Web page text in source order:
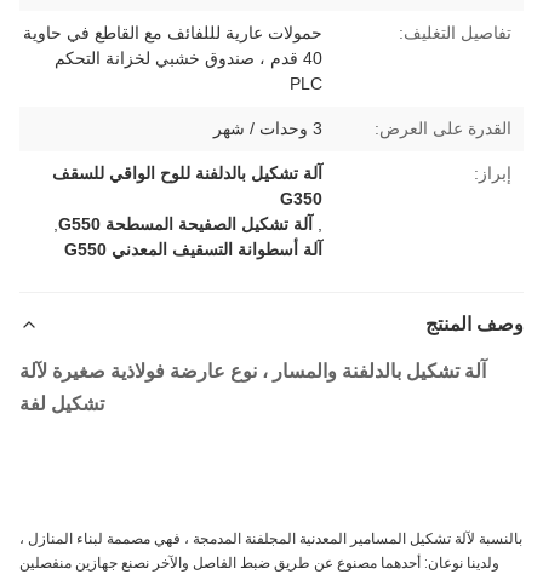
تفاصيل التغليف:
حمولات عارية لللفائف مع القاطع في حاوية
40 قدم ، صندوق خشبي لخزانة التحكم
PLC
القدرة على العرض: 3 وحدات / شهر
إبراز:
آلة تشكيل بالدلفنة للوح الواقي للسقف
G350
آلة تشكيل الصفيحة المسطحة G550
آلة أسطوانة التسقيف المعدني G550
وصف المنتج
آلة تشكيل بالدلفنة والمسار ، نوع عارضة فولاذية صغيرة لآلة
تشكيل لفة
بالنسبة لآلة تشكيل المسامير المعدنية المجلفنة المدمجة ، فهي مصممة لبناء المنازل ،
ولدينا نوعان: أحدهما مصنوع عن طريق ضبط الفاصل والآخر نصنع جهازين منفصلين